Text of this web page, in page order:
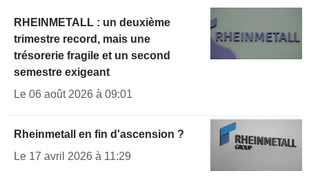
RHEINMETALL : un deuxième
trimestre record, mais une
trésorerie fragile et un second
semestre exigeant
Le 06 août 2026 à 09:01
Rheinmetall en fin d'ascension ?
Le 17 avril 2026 à 11:29